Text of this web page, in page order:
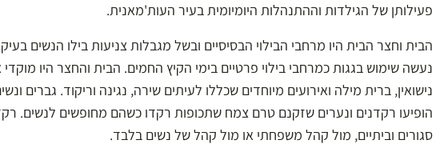
פעילותן של הגילדות וההתנהלות היומיומית בעיר העות'מאנית.
הבית וחצר הבית היו מרחבי הבילוי הבסיסיים ובשל מגבלות צניעות בילו
נעשה שימוש בגגות כמרחבי בילוי פרטיים בימי הקיץ החמים. הבית והחצר היו מוקדי
נישואין, ברית מילה ואירועים מיוחדים שכללו לעיתים שירה, נגינה וריקוד. גברים
הופיעו רקדנים ונערים שזקנם טרם צמח שתכופות רקדו כשהם מחופשים לנשים.
סגורים וביתיים, מול קהל משפחתי או מול קהל של נשים בלבד.